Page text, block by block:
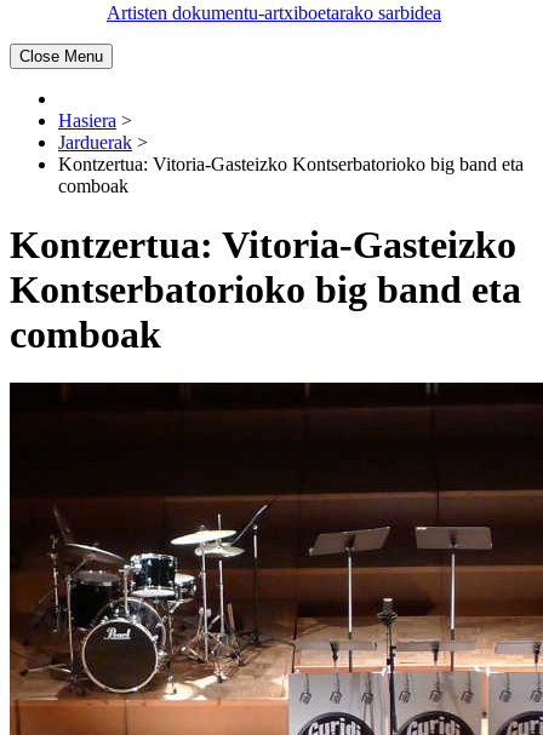
Artisten dokumentu-artxiboetarako sarbidea
Close Menu
Hasiera >
Jarduerak >
Kontzertua: Vitoria-Gasteizko Kontserbatorioko big band eta
comboak
Kontzertua: Vitoria-Gasteizko
Kontserbatorioko big band eta
comboak